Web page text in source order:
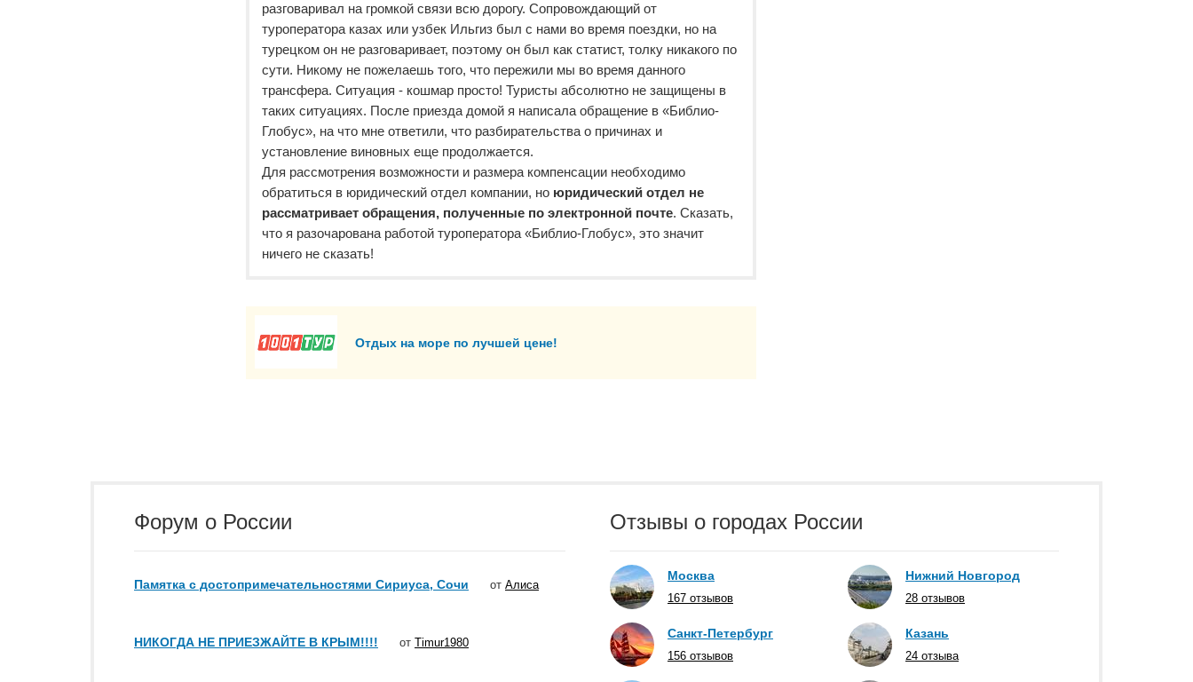
разговаривал на громкой связи всю дорогу. Сопровождающий от
туроператора казах или узбек Ильгиз был с нами во время поездки, но на
турецком он не разговаривает, поэтому он был как статист, толку никакого по
сути. Никому не пожелаешь того, что пережили мы во время данного
трансфера. Ситуация - кошмар просто! Туристы абсолютно не защищены в
таких ситуациях. После приезда домой я написала обращение в «Библио-
Глобус», на что мне ответили, что разбирательства о причинах и
установление виновных еще продолжается.
Для рассмотрения возможности и размера компенсации необходимо
обратиться в юридический отдел компании, но юридический отдел не
рассматривает обращения, полученные по электронной почте. Сказать,
что я разочарована работой туроператора «Библио-Глобус», это значит
ничего не сказать!
Отдых на море по лучшей цене!
Форум о России
Памятка с достопримечательностями Сириуса, Сочи от Алиса
НИКОГДА НЕ ПРИЕЗЖАЙТЕ В КРЫМ!!!! от Timur1980
Отзывы о городах России
Москва
167 отзывов
Санкт-Петербург
156 отзывов
Нижний Новгород
28 отзывов
Казань
24 отзыва